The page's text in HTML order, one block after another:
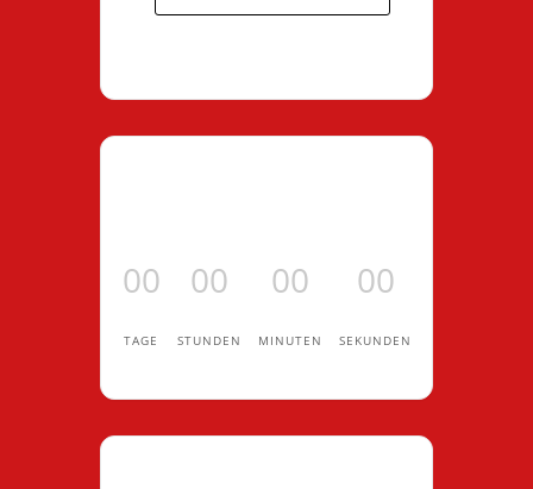
00
TAGE
00
STUNDEN
00
MINUTEN
00
SEKUNDEN